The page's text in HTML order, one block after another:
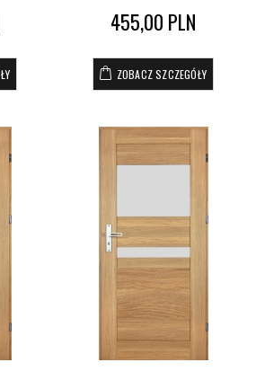
455,00 PLN
ZOBACZ SZCZEGÓŁY